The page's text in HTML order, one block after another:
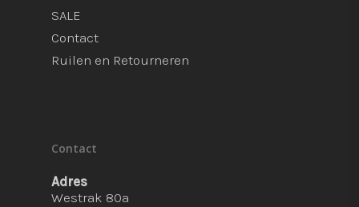
SALE
Contact
Ruilen en Retourneren
Contact
Adres
Westrak 80a